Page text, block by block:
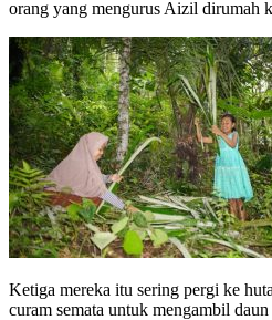
orang yang mengurus Aizil dirumah
Ketiga mereka itu sering pergi ke
curam semata untuk mengambil